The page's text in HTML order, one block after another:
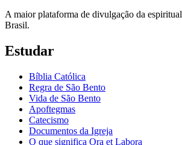
A maior plataforma de divulgação da
Brasil.
Estudar
Bíblia Católica
Regra de São Bento
Vida de São Bento
Apoftegmas
Catecismo
Documentos da Igreja
O que significa Ora et Labora